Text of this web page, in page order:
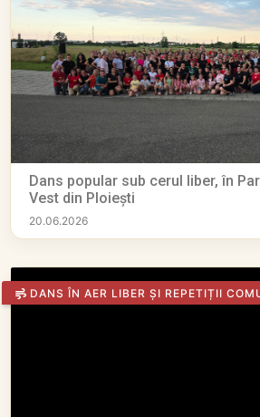
Dans popular sub cerul liber, în
Vest din Ploiești
20.06.2026
DANS ÎN AER LIBER ȘI REPETIȚII